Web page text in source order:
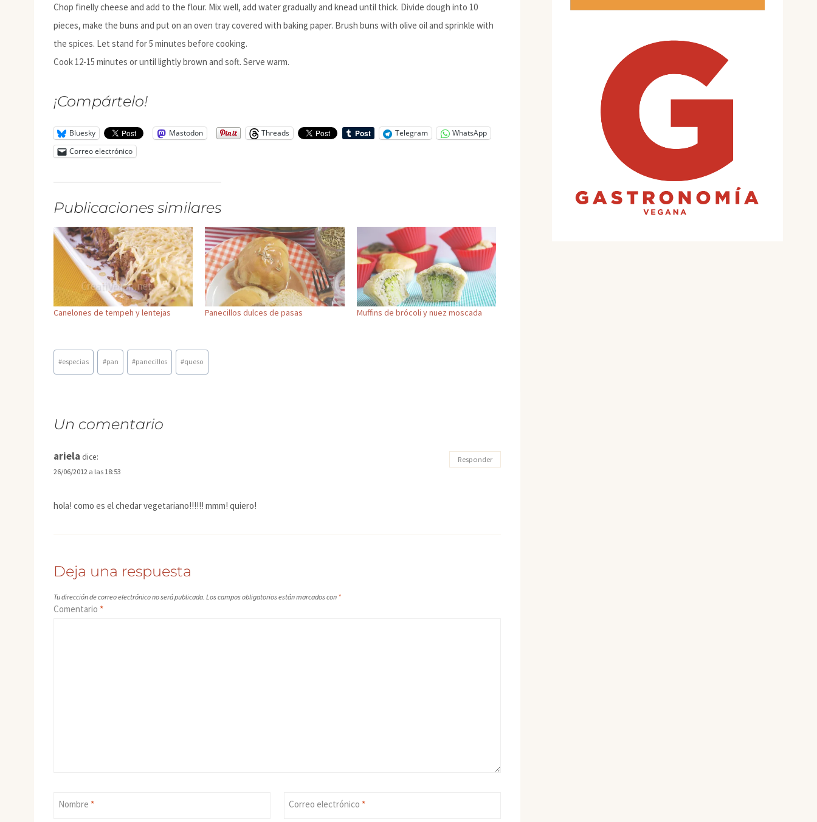
Chop finelly cheese and add to the flour. Mix well, add water gradually and knead until thick. Divide dough into 10
pieces, make the buns and put on an oven tray covered with baking paper. Brush buns with olive oil and sprinkle with
the spices. Let stand for 5 minutes before cooking.
Cook 12-15 minutes or until lightly brown and soft. Serve warm.
¡Compártelo!
Bluesky Mastodon Threads Telegram
WhatsApp
Correo electrónico
Publicaciones similares
Canelones de tempeh y lentejas Panecillos dulces de pasas Muffins de brócoli y nuez moscada
Etiquetas
de
#especias #pan #panecillos #queso
Un comentario
ariela dice:
26/06/2012 a las 18:53
hola! como es el chedar vegetariano!!!!!! mmm! quiero!
Responder
Deja una respuesta
Tu dirección de correo electrónico no será publicada. Los campos obligatorios están marcados con *
Comentario *
Nombre * Correo electrónico *